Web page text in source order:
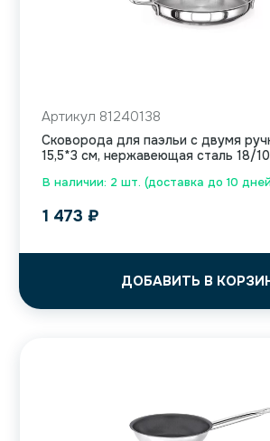
В наличии: 2 шт. (доставка до 10
Артикул 81240138
Сковорода для паэльи с двумя
15,5*3 см, нержавеющая сталь 18/10
1 473 ₽
ДОБАВИТЬ В